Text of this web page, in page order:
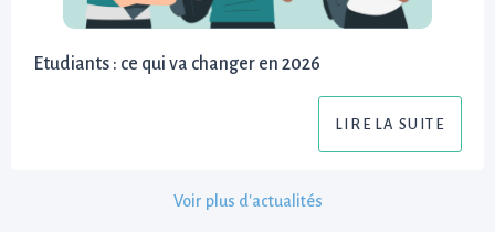
Etudiants : ce qui va changer en 2026
LIRE LA SUITE
Voir plus d'actualités